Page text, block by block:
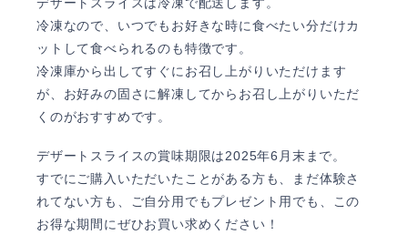
冷凍なので、いつでもお好きな時に食べたい分だけカ
ットして食べられるのも特徴です。
冷凍庫から出してすぐにお召し上がりいただけます
が、お好みの固さに解凍してからお召し上がりいただ
くのがおすすめです。
デザートスライスの賞味期限は2025年6月末まで。
すでにご購入いただいたことがある方も、まだ体験さ
れてない方も、ご自分用でもプレゼント用でも、この
お得な期間にぜひお買い求めください！